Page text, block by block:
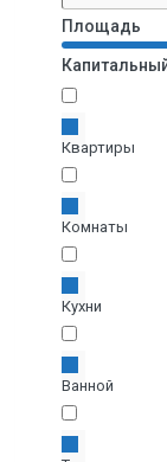
Площадь
Квартиры
Комнаты
Кухни
Ванной